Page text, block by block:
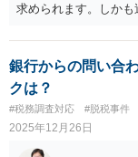
求められます。しか
すし、本人が直接赴
さら慎重な対応にな
相談を行って、代理
金のために再来訪す
銀行からの問い合
クは？
#税務調査対応 #脱税事件
2025年12月26日